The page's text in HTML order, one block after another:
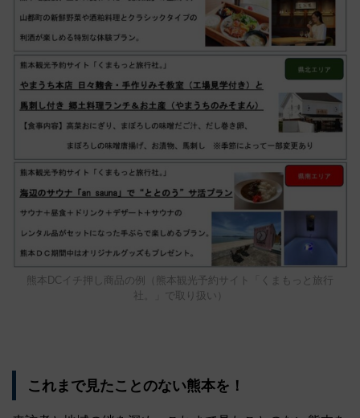
熊本DCイチ押し商品の例（熊本観光予約サイト「くまもっと旅行
社。」で取り扱い）
これまで見たことのない熊本を！